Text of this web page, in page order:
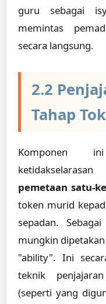
guru sebagai
memintas
secara langsung.
2.2
Tahap
Komponen
pemetaan satu-
token murid
sepadan.
mungkin
"ability". Ini
teknik
(seperti yang